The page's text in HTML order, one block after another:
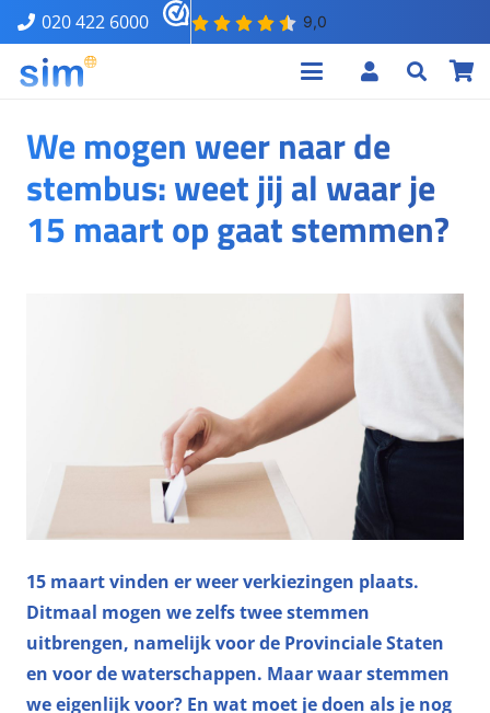
020 422 6000
We mogen weer naar de
stembus: weet jij al waar je
15 maart op gaat stemmen?
15 maart vinden er weer verkiezingen plaats.
Ditmaal mogen we zelfs twee stemmen
uitbrengen, namelijk voor de Provinciale Staten
en voor de waterschappen. Maar waar stemmen
we eigenlijk voor? En wat moet je doen als je nog